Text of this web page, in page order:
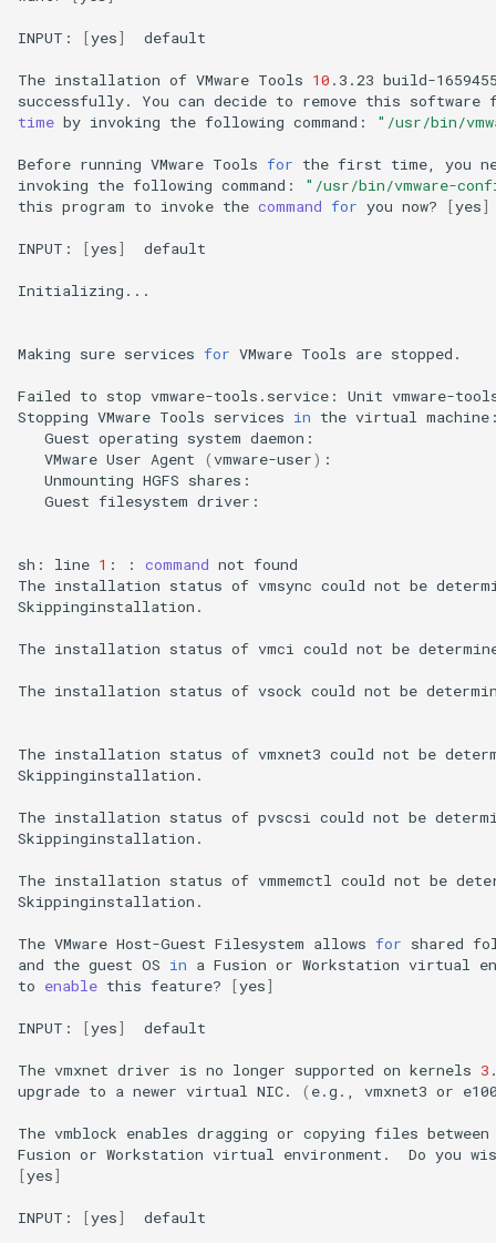
INPUT: [yes] default
The installation of VMware Tools 10 .3.23 build-
successfully.
You can decide to remove this software
time by invoking the following command: "/usr/bin/
Before running VMware Tools for the first time, you
invoking the following command:
"/usr/bin/vmware-
this program to invoke the command for you now? [yes]
INPUT: [yes] default
Initializing...
Making sure services for VMware Tools are stopped.
Failed to stop vmware-tools.service: Unit vmware-
Stopping VMware Tools services in the virtual
Guest operating system daemon:
VMware User Agent (vmware-user) :
Unmounting HGFS shares:
Guest filesystem driver:
sh: line 1 : : command not found
The installation status of vmsync could not be
Skippinginstallation.
The installation status of vmci could not be
The installation status of vsock could not be
The installation status of vmxnet3 could not be
Skippinginstallation.
The installation status of pvscsi could not be
Skippinginstallation.
The installation status of vmmemctl could not be
Skippinginstallation.
The VMware Host-Guest Filesystem allows for shared
and the guest OS in a Fusion or Workstation virtual
to enable this feature? [yes]
INPUT: [yes] default
The vmxnet driver is no longer supported on kernels 3
upgrade to a newer virtual NIC. ( e.g., vmxnet3 or
The vmblock enables dragging or copying files between
Fusion or Workstation virtual environment. Do you
[yes]
INPUT: [yes] default